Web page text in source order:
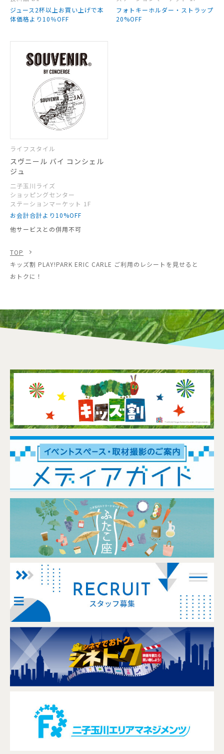
ジュース2杯以上お買い上げで本
体価格より10％OFF
フォトキーホルダー・ストラップ
20%OFF
ライフスタイル
スヴニール バイ コンシェル
ジュ
二子玉川ライズ
ショッピングセンター
ステーションマーケット 1F
お会計合計より10%OFF
他サービスとの併用不可
TOP
キッズ割 PLAY!PARK ERIC CARLE ご利用のレシートを見せると
おトクに！